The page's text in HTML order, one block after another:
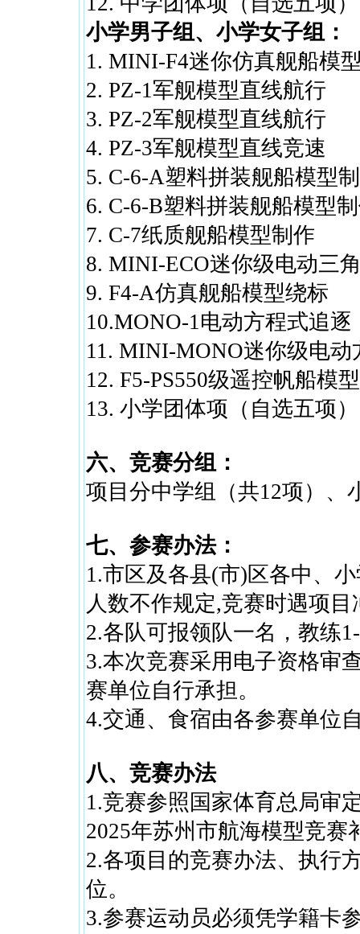
小学男子组、小学女子组：
1. MINI-F4迷你仿真舰船模
2. PZ-1军舰模型直线航行
3. PZ-2军舰模型直线航行
4. PZ-3军舰模型直线竞速
5. C-6-A塑料拼装舰船模型
6. C-6-B塑料拼装舰船模型
7. C-7纸质舰船模型制作
8. MINI-ECO迷你级电动三
9. F4-A仿真舰船模型绕标
10.MONO-1电动方程式追逐
11. MINI-MONO迷你级电动
12. F5-PS550级遥控帆船模型
13. 小学团体项（自选五项）
六、竞赛分组：
项目分中学组（共12项）、
七、参赛办法：
1.市区及各县(市)区各中、
人数不作规定,竞赛时遇项
2.各队可报领队一名，教练
3.本次竞赛采用电子资格审
赛单位自行承担。
4.交通、食宿由各参赛单位
八、竞赛办法
1.竞赛参照国家体育总局审
2025年苏州市航海模型竞赛
2.各项目的竞赛办法、执行
位。
3.参赛运动员必须凭学籍卡